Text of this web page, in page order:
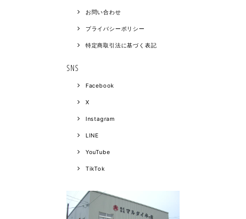
お問い合わせ
プライバシーポリシー
特定商取引法に基づく表記
SNS
Facebook
X
Instagram
LINE
YouTube
TikTok